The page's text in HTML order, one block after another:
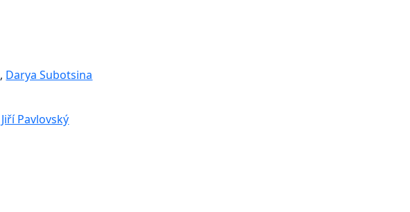
, Darya Subotsina
Jiří Pavlovský